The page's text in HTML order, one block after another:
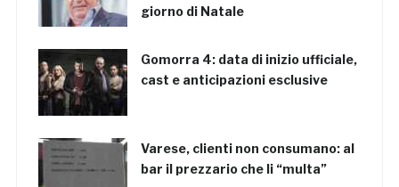
giorno di Natale
Gomorra 4: data di inizio ufficiale,
cast e anticipazioni esclusive
Varese, clienti non consumano: al
bar il prezzario che li “multa”